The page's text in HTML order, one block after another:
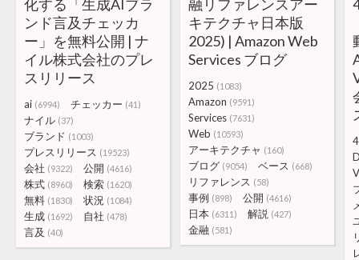
化する「生成AIブラ
ンド言及チェッカ
ー」を無料公開 | ナ
イル株式会社のプレ
スリリース
ai (6994) チェッカー (41)
ナイル (37)
ブランド (1003)
プレスリリース (19523)
会社 (9322) 公開 (4616)
株式 (8960) 検索 (1620)
無料 (1830) 状況 (1084)
生成 (1692) 自社 (478)
言及 (40)
融リファレンスアー
キテクチャ日本版
2025) | Amazon Web
Services ブログ
2025 (1083)
Amazon (9591)
Services (7631)
Web (10593)
アーキテクチャ (160)
ブログ (9054) ベース (668)
リファレンス (58)
事例 (898) 公開 (4616)
日本 (6311) 解説 (427)
金融 (581)